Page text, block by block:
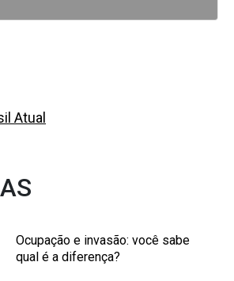
Atual
Ocupação e invasão: você sabe
qual é a diferença?